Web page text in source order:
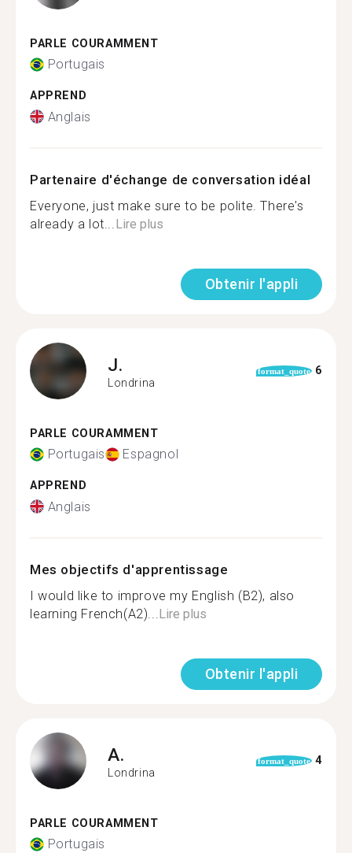
PARLE COURAMMENT
Portugais
APPREND
Anglais
Partenaire d'échange de conversation idéal
Everyone, just make sure to be polite. There's
already a lot... Lire plus
Obtenir l'appli
J.
Londrina
format_quote 6
PARLE COURAMMENT
Portugais Espagnol
APPREND
Anglais
Mes objectifs d'apprentissage
I would like to improve my English (B2), also
learning French(A2)... Lire plus
Obtenir l'appli
A.
Londrina
format_quote 4
PARLE COURAMMENT
Portugais